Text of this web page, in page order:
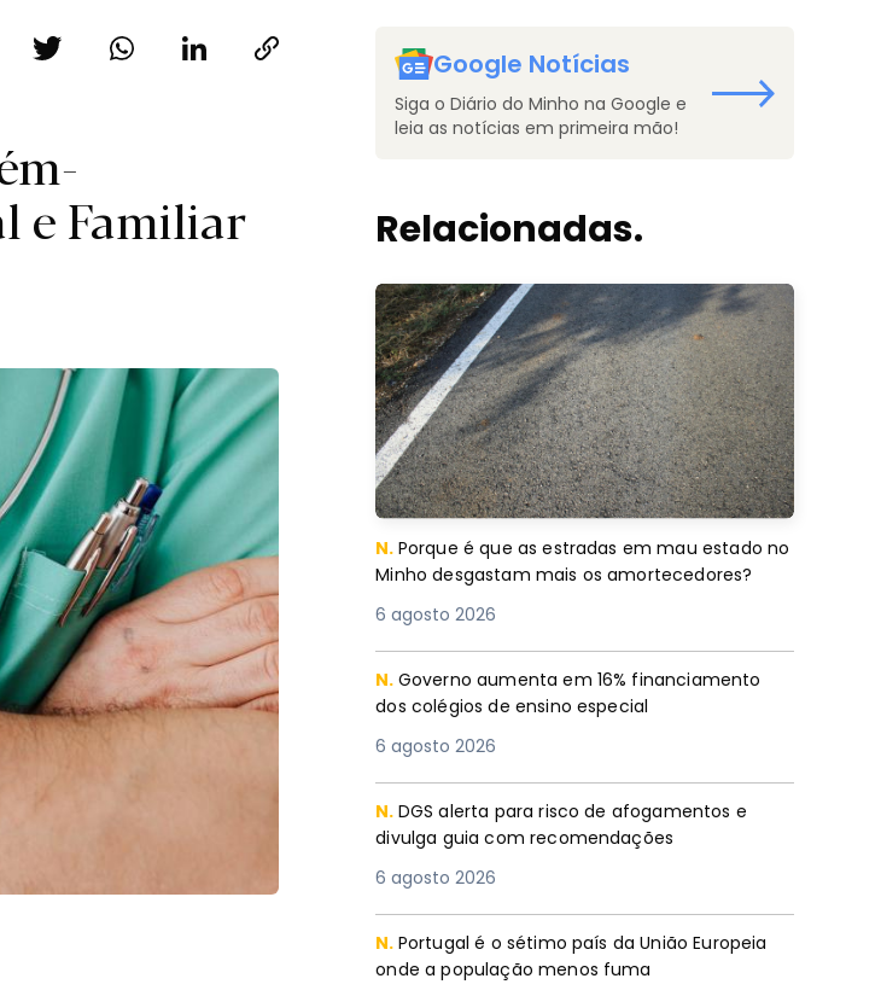
e Familiar
Google Notícias
Siga o Diário do Minho na Google e
leia as notícias em primeira mão!
Relacionadas.
N. Porque é que as estradas em mau estado no
Minho desgastam mais os amortecedores?
6 agosto 2026
N. Governo aumenta em 16% financiamento
dos colégios de ensino especial
6 agosto 2026
N. DGS alerta para risco de afogamentos e
divulga guia com recomendações
6 agosto 2026
N. Portugal é o sétimo país da União Europeia
onde a população menos fuma